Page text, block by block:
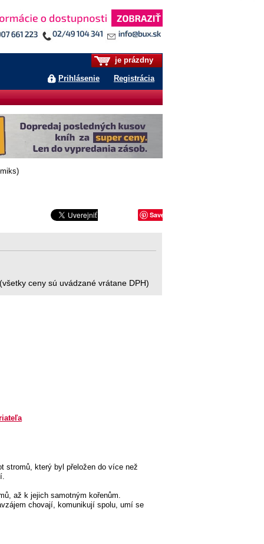
je prázdny
Prihlásenie Registrácia
Save
(všetky ceny sú uvádzané vrátane DPH)
stromů, který byl přeložen do více než
až k jejich samotným kořenům.
chovají, komunikují spolu, umí se